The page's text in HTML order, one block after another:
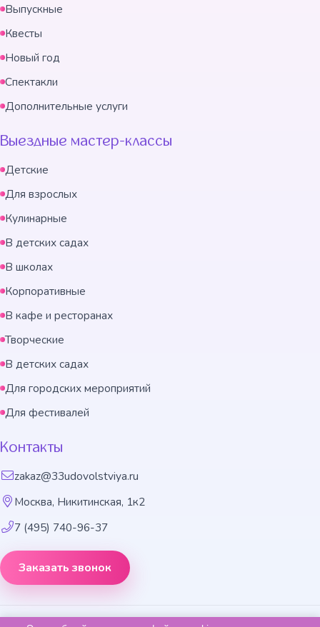
Выпускные
Квесты
Новый год
Спектакли
Дополнительные услуги
Выездные мастер-классы
Детские
Для взрослых
Кулинарные
В детских садах
В школах
Корпоративные
В кафе и ресторанах
Творческие
В детских садах
Для городских мероприятий
Для фестивалей
Контакты
zakaz@33udovolstviya.ru
Москва, Никитинская, 1к2
7 (495) 740-96-37
Заказать звонок